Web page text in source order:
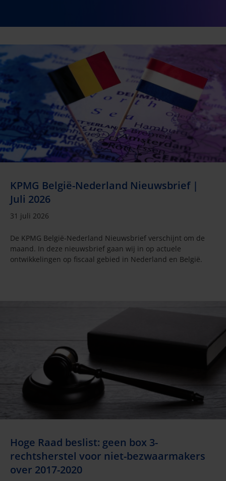
KPMG België-Nederland Nieuwsbrief |
Juli 2026
31 juli 2026
De KPMG België-Nederland Nieuwsbrief verschijnt om de
maand. In deze nieuwsbrief gaan wij in op actuele
ontwikkelingen op fiscaal gebied in Nederland en België.
Hoge Raad beslist: geen box 3-
rechtsherstel voor niet-bezwaarmakers
over 2017-2020